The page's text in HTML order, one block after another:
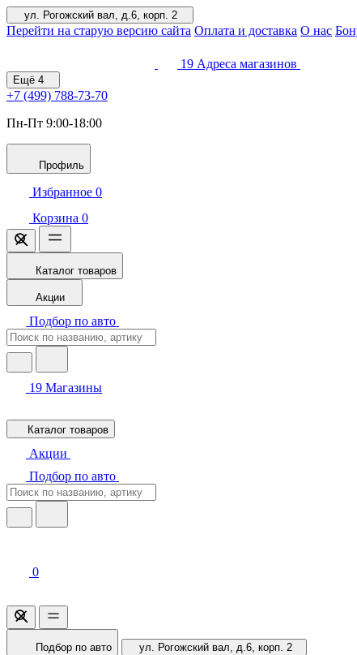
ул. Рогожский вал, д.6, корп. 2
Перейти на старую версию сайта Оплата и доставка О нас
19 Адреса магазинов
Ещё 4
+7 (499) 788-73-70
Пн-Пт 9:00-18:00
Профиль
Избранное 0
Корзина 0
Каталог товаров
Акции
Подбор по авто
19 Магазины
Каталог товаров
Акции
Подбор по авто
0
Подбор по авто ул. Рогожский вал, д.6, корп. 2